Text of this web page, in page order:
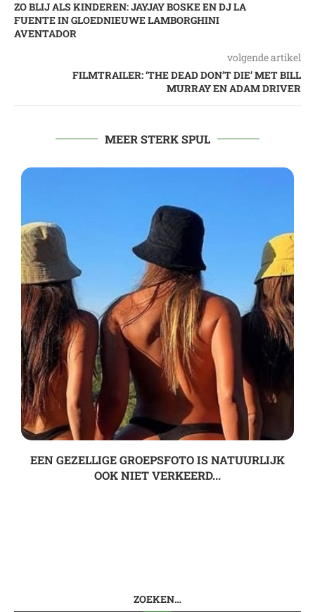
ZO BLIJ ALS KINDEREN: JAYJAY BOSKE EN DJ LA
FUENTE IN GLOEDNIEUWE LAMBORGHINI
AVENTADOR
volgende artikel
FILMTRAILER: ‘THE DEAD DON’T DIE’ MET BILL
MURRAY EN ADAM DRIVER
MEER STERK SPUL
EEN GEZELLIGE GROEPSFOTO IS NATUURLIJK
OOK NIET VERKEERD...
ZOEKEN…